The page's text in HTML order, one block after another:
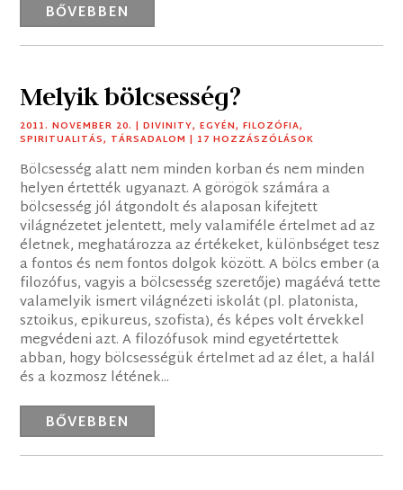
BŐVEBBEN
Melyik bölcsesség?
2011. NOVEMBER 20. |DIVINITY,EGYÉN,FILOZÓFIA,
SPIRITUALITÁS, TÁRSADALOM | 17 HOZZÁSZÓLÁSOK
Bölcsesség alatt nem minden korban és nem minden
helyen értették ugyanazt. A görögök számára a
bölcsesség jól átgondolt és alaposan kifejtett
világnézetet jelentett, mely valamiféle értelmet ad az
életnek, meghatározza az értékeket, különbséget tesz
a fontos és nem fontos dolgok között. A bölcs ember (a
filozófus, vagyis a bölcsesség szeretője) magáévá tette
valamelyik ismert világnézeti iskolát (pl. platonista,
sztoikus, epikureus, szofista), és képes volt érvekkel
megvédeni azt. A filozófusok mind egyetértettek
abban, hogy bölcsességük értelmet ad az élet, a halál
és a kozmosz létének...
BŐVEBBEN